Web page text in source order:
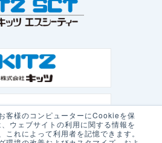
客様のコンピューターにCookieを保
ウェブサイトの利用に関する情報を
これによって利用者を記憶できます。